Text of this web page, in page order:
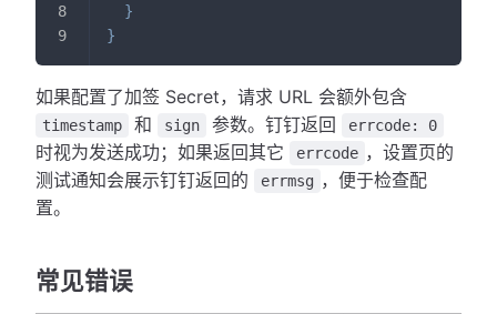
}
}
如果配置了加签 Secret，请求 URL 会额外包含
timestamp 和 sign 参数。钉钉返回 errcode: 0
时视为发送成功；如果返回其它 errcode ，设置页的
测试通知会展示钉钉返回的
errmsg ，便于检查配
置。
常见错误